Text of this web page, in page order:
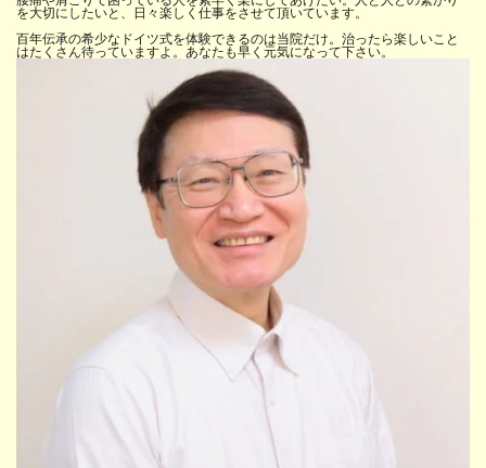
を大切にしたいと、日々楽しく仕事をさせて頂いています。
百年伝承の希少なドイツ式を体験できるのは当院だけ。治ったら楽しいこと
はたくさん待っていますよ。あなたも早く元気になって下さい。